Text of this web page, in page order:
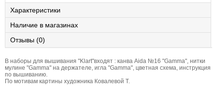
Характеристики
Наличие в магазинах
Отзывы (0)
В наборы для вышивания "Klart"входят : канва Aida №16 "Gamma", нитки
мулине "Gamma" на держателе, игла "Gamma", цветная схема, инструкция
по вышиванию.
По мотивам картины художника Ковалевой Т.